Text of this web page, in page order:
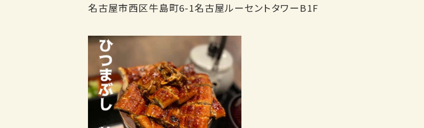
名古屋市西区牛島町6-1名古屋ルーセントタワーB1F